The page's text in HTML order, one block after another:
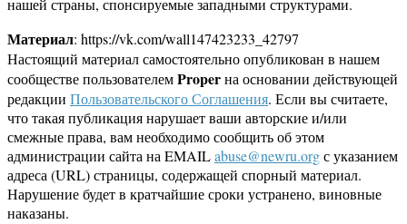
нашей страны, спонсируемые западными структурами.
Материал: https://vk.com/wall147423233_42797
Настоящий материал самостоятельно опубликован в нашем
сообществе пользователемProperна основании действующей
редакции Пользовательского Соглашения. Если вы считаете,
что такая публикация нарушает ваши авторские и/или
смежные права, вам необходимо сообщить об этом
администрации сайта на EMAILabuse@newru.orgс указанием
адреса (URL) страницы, содержащей спорный материал.
Нарушение будет в кратчайшие сроки устранено, виновные
наказаны.